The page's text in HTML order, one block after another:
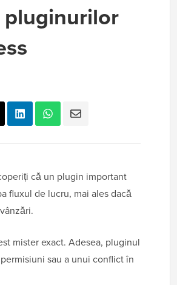
pluginurilor
că un plugin important
fluxul de lucru, mai ales dacă
mister exact. Adesea, pluginul
sau a unui conflict în